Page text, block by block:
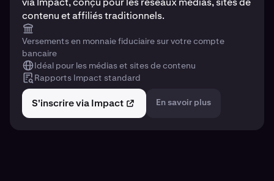
contenu et affiliés traditionnels.
Versements en monnaie fiduciaire sur votre compte
bancaire
Idéal pour les médias et sites de contenu
Rapports Impact standard
S'inscrire via Impact En savoir plus